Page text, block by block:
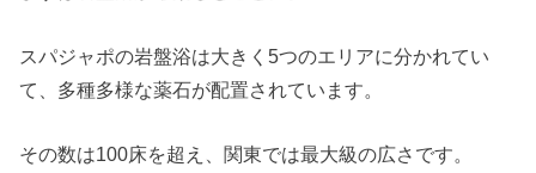
スパジャポの岩盤浴は大きく5つのエリアに分かれてい
て、多種多様な薬石が配置されています。
その数は100床を超え、関東では最大級の広さです。